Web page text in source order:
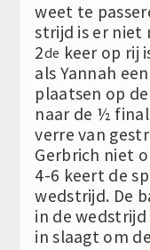
weet te
strijd is er niet
2de keer op rij
als Yannah
plaatsen op
naar de ½
verre van
Gerbrich niet
4-6 keert de
wedstrijd. De
in de
in slaagt om